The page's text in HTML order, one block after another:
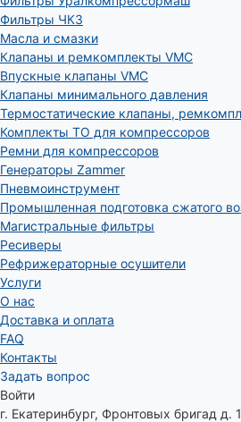
Фильтры ЧКЗ
Масла и смазки
Клапаны и ремкомплекты VMC
Впускные клапаны VMC
Клапаны минимального давления
Термостатические клапаны,
Комплекты ТО для компрессоров
Ремни для компрессоров
Генераторы Zammer
Пневмоинструмент
Промышленная подготовка сжатого
Магистральные фильтры
Ресиверы
Рефрижераторные осушители
Услуги
О нас
Доставка и оплата
FAQ
Контакты
Задать вопрос
Войти
г. Екатеринбург, Фронтовых бригад д.